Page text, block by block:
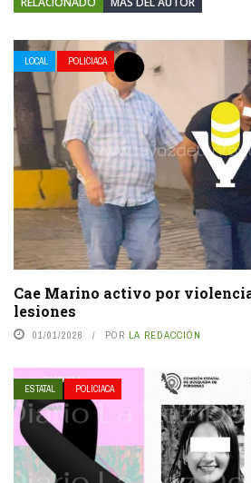
LOCAL POLICIACA
Cae Marino activo por
lesiones
01/01/2026 POR LA REDACCIÓN
ESTATAL POLICIACA